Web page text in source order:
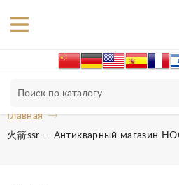
Главная
火箭ssr — Антикварный магазин